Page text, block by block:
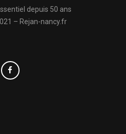
depuis 50 ans
– Rejan-nancy.fr